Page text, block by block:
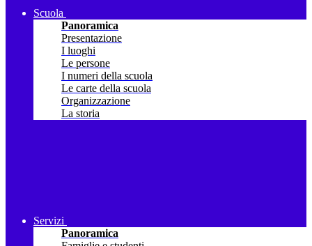
Scuola
Panoramica
Presentazione
I luoghi
Le persone
I numeri della scuola
Le carte della scuola
Organizzazione
La storia
Servizi
Panoramica